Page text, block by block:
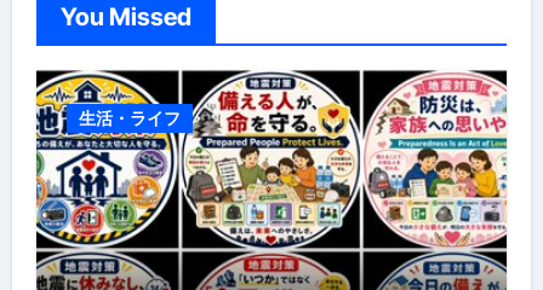
You Missed
生活・ライフ